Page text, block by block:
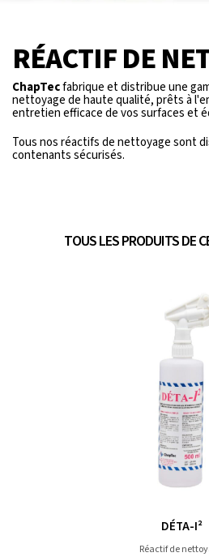
RÉACTIF DE
ChapTecfabrique et distribue une
nettoyage de haute qualité, prêts à
entretien efficace de vos surfaces et
Tous nos réactifs de nettoyage sont
contenants sécurisés.
TOUS LES PRODUITS DE
DÉTA-I²
Réactif de